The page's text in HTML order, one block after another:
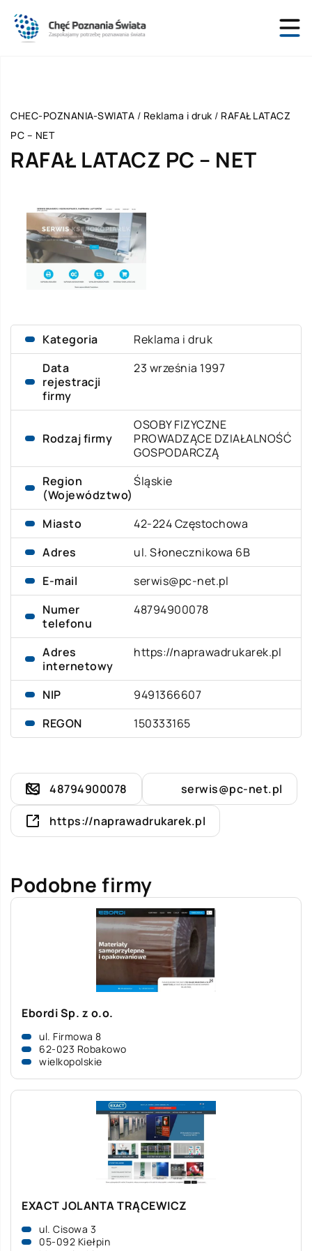
CHEC-POZNANIA-SWIATA / Reklama i druk / RAFAŁ LATACZ
PC – NET
RAFAŁ LATACZ PC – NET
Kategoria
Reklama i druk
Data
rejestracji
firmy
23 września 1997
Rodzaj firmy
OSOBY FIZYCZNE
PROWADZĄCE DZIAŁALNOŚĆ
GOSPODARCZĄ
Region
(Województwo)
Śląskie
Miasto
42-224 Częstochowa
Adres
ul. Słonecznikowa 6B
E-mail
serwis@pc-net.pl
Numer
telefonu
48794900078
Adres
internetowy
https://naprawadrukarek.pl
NIP
9491366607
REGON
150333165
48794900078 serwis@pc-net.pl
https://naprawadrukarek.pl
Podobne firmy
Ebordi Sp. z o.o.
ul. Firmowa 8
62-023 Robakowo
wielkopolskie
EXACT JOLANTA TRĄCEWICZ
ul. Cisowa 3
05-092 Kiełpin